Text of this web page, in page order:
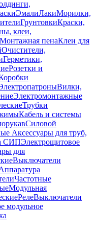
ЭмалиЛакиМорилки,
ГрунтовкиКраски,
клеи,
Монтажная пенаКлеи для
Очистители,
Герметики,
Розетки и
Вилки,
Электромонтажные
Трубки
Кабель и системы
Силовой
Аксессуары для труб,
СИПЭлектрощитовое
для
Выключатели
Частотные
Модульная
РелеВыключатели
модульное